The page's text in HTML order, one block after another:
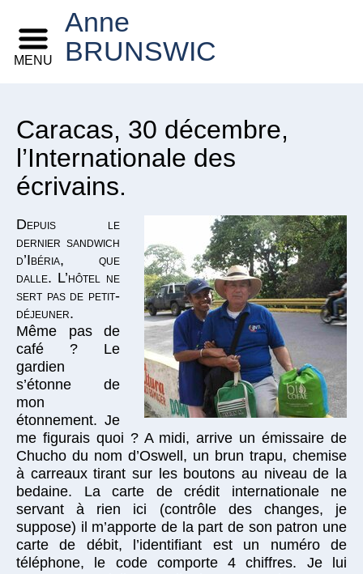
Anne
BRUNSWIC
MENU
Caracas, 30 décembre,
l’Internationale des
écrivains.
Depuis le
dernier sandwich
d’Ibéria, que
dalle. L’hôtel ne
sert pas de petit-
déjeuner.
Même pas de
café ? Le
gardien
s’étonne de
mon
étonnement. Je
me figurais quoi ? A midi, arrive un émissaire de
Chucho du nom d’Oswell, un brun trapu, chemise
à carreaux tirant sur les boutons au niveau de la
bedaine. La carte de crédit internationale ne
servant à rien ici (contrôle des changes, je
suppose) il m’apporte de la part de son patron une
carte de débit, l’identifiant est un numéro de
téléphone, le code comporte 4 chiffres. Je lui